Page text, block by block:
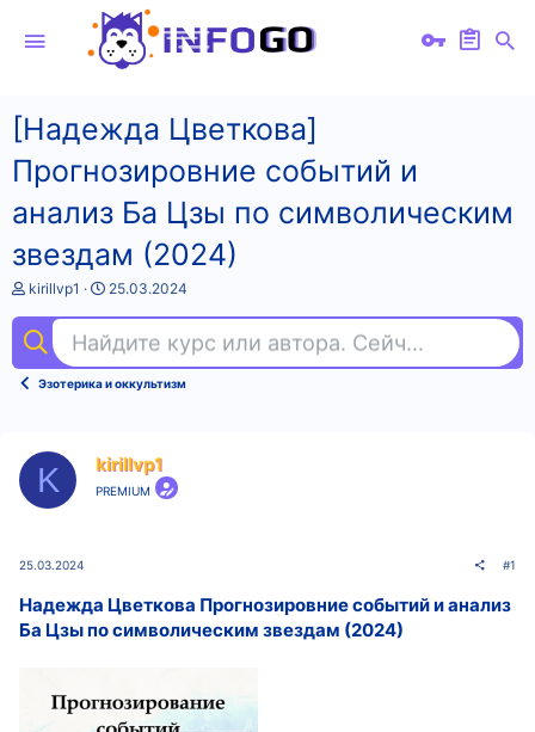
[Надежда Цветкова]
Прогнозировние событий и
анализ Ба Цзы по символическим
звездам (2024)
А
т
о
т
kirillvp1
Д
а
н
а
а
25.03.2024
Найдите курс или автора. Сейчас ищут
Эзотерика и оккультизм
K kirillvp1
PREMIUM
25.03.2024 #1
Надежда Цветкова Прогнозировние событий и анализ
Ба Цзы по символическим звездам (2024)